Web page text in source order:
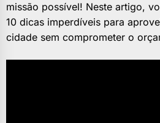
missão possível! Neste artigo,
10 dicas imperdíveis para
cidade sem comprometer o